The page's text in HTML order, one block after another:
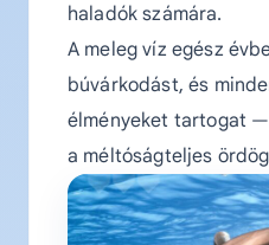
haladók számára.
A meleg víz egész
búvárkodást, és
élményeket tartogat
a méltóságteljes